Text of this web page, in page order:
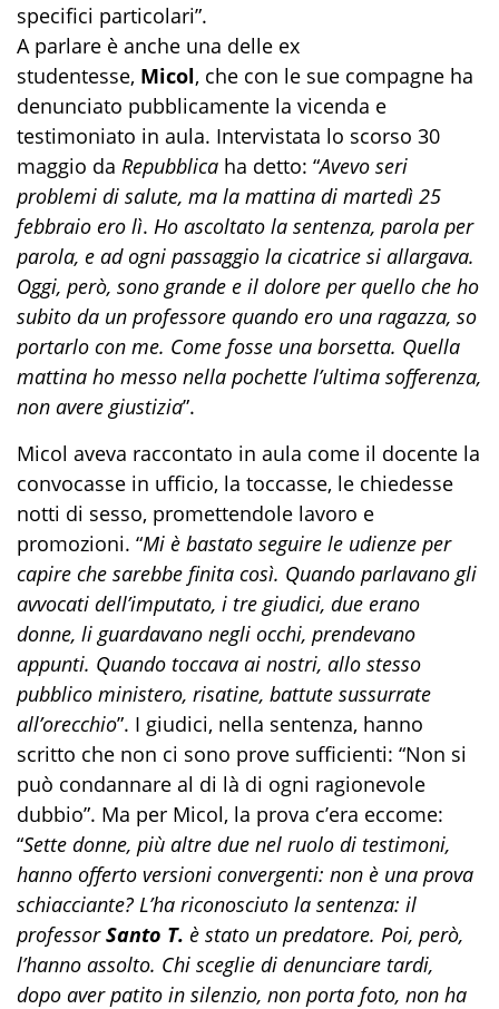
specifici particolari”.
A parlare è anche una delle ex
studentesse, Micol, che con le sue compagne ha
denunciato pubblicamente la vicenda e
testimoniato in aula. Intervistata lo scorso 30
maggio da Repubblica ha detto: “Avevo seri
problemi di salute, ma la mattina di martedì 25
febbraio ero lì. Ho ascoltato la sentenza, parola per
parola, e ad ogni passaggio la cicatrice si allargava.
Oggi, però, sono grande e il dolore per quello che ho
subito da un professore quando ero una ragazza, so
portarlo con me. Come fosse una borsetta. Quella
mattina ho messo nella pochette l’ultima sofferenza,
non avere giustizia”.
Micol aveva raccontato in aula come il docente la
convocasse in ufficio, la toccasse, le chiedesse
notti di sesso, promettendole lavoro e
promozioni. “Mi è bastato seguire le udienze per
capire che sarebbe finita così. Quando parlavano gli
avvocati dell’imputato, i tre giudici, due erano
donne, li guardavano negli occhi, prendevano
appunti. Quando toccava ai nostri, allo stesso
pubblico ministero, risatine, battute sussurrate
all’orecchio”. I giudici, nella sentenza, hanno
scritto che non ci sono prove sufficienti: “Non si
può condannare al di là di ogni ragionevole
dubbio”. Ma per Micol, la prova c’era eccome:
“Sette donne, più altre due nel ruolo di testimoni,
hanno offerto versioni convergenti: non è una prova
schiacciante? L’ha riconosciuto la sentenza: il
professorSanto T. è stato un predatore. Poi, però,
l’hanno assolto. Chi sceglie di denunciare tardi,
dopo aver patito in silenzio, non porta foto, non ha